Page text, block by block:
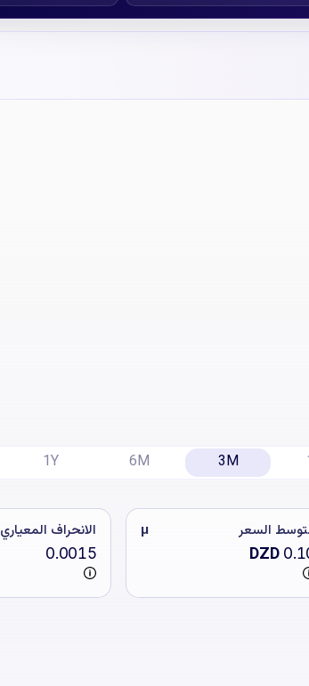
3M
6M
1Y
السعر μ الانحراف المعياري
0.0015